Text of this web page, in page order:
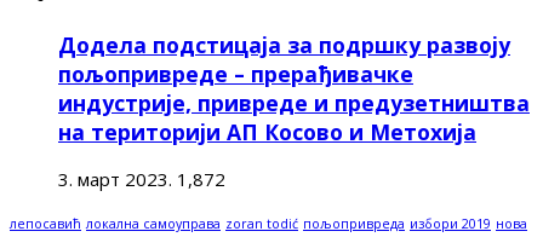
Додела подстицаја за подршку развоју
пољопривреде – прерађивачке
индустрије, привреде и предузетништва
на територији АП Косово и Метохија
3. март 2023. 1,872
лепосавић локална самоуправа zoran todić пољопривреда избори 2019 нова